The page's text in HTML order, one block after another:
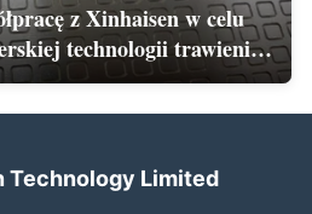
z Xinhaisen w celu
technologii trawienia
Technology Limited